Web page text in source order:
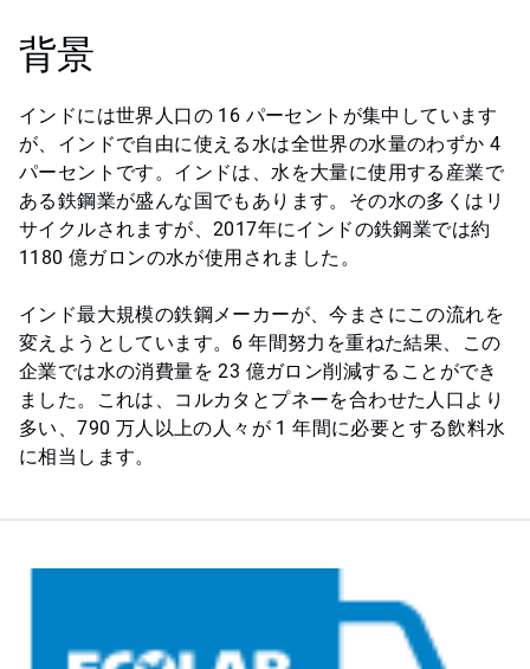
背景
インドには世界人口の 16 パーセントが集中しています
が、インドで自由に使える水は全世界の水量のわずか 4
パーセントです。インドは、水を大量に使用する産業で
ある鉄鋼業が盛んな国でもあります。その水の多くはリ
サイクルされますが、2017年にインドの鉄鋼業では約
1180 億ガロンの水が使用されました。
インド最大規模の鉄鋼メーカーが、今まさにこの流れを
変えようとしています。6 年間努力を重ねた結果、この
企業では水の消費量を 23 億ガロン削減することができ
ました。これは、コルカタとプネーを合わせた人口より
多い、790 万人以上の人々が 1 年間に必要とする飲料水
に相当します。